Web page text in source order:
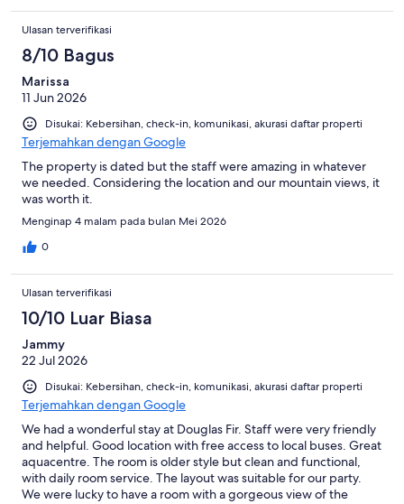
Ulasan terverifikasi
8/10 Bagus
Marissa
11 Jun 2026
Disukai: Kebersihan, check-in, komunikasi, akurasi daftar properti
Terjemahkan dengan Google
The property is dated but the staff were amazing in whatever
we needed. Considering the location and our mountain views, it
was worth it.
Menginap 4 malam pada bulan Mei 2026
0
Ulasan terverifikasi
10/10 Luar Biasa
Jammy
22 Jul 2026
Disukai: Kebersihan, check-in, komunikasi, akurasi daftar properti
Terjemahkan dengan Google
We had a wonderful stay at Douglas Fir. Staff were very friendly
and helpful. Good location with free access to local buses. Great
aquacentre. The room is older style but clean and functional,
with daily room service. The layout was suitable for our party.
We were lucky to have a room with a gorgeous view of the